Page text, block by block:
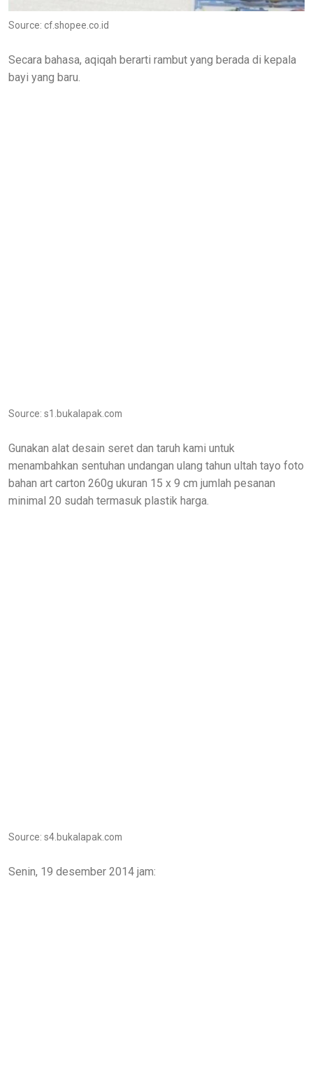
Source: cf.shopee.co.id
Secara bahasa, aqiqah berarti rambut yang berada di kepala
bayi yang baru.
Source: s1.bukalapak.com
Gunakan alat desain seret dan taruh kami untuk
menambahkan sentuhan undangan ulang tahun ultah tayo foto
bahan art carton 260g ukuran 15 x 9 cm jumlah pesanan
minimal 20 sudah termasuk plastik harga.
Source: s4.bukalapak.com
Senin, 19 desember 2014 jam: